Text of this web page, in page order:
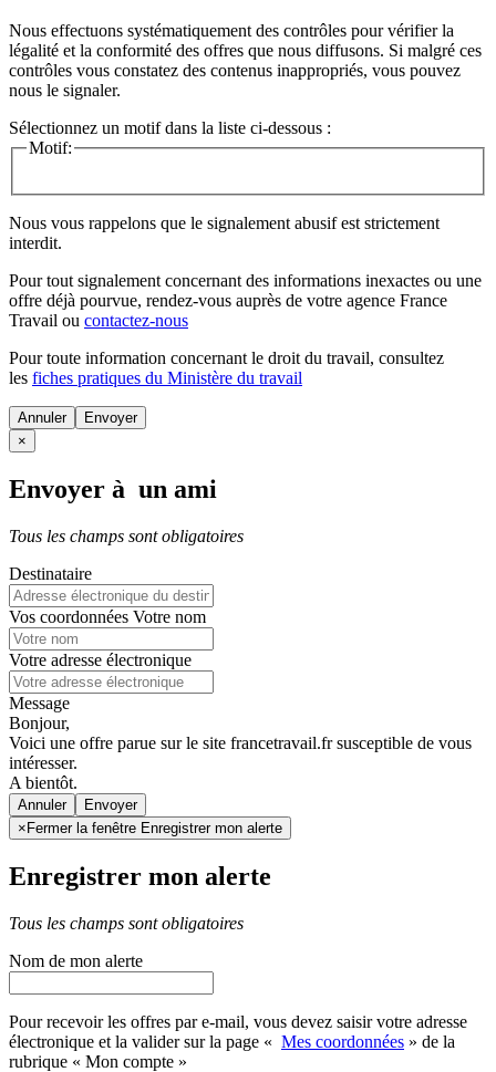
Nous effectuons systématiquement des contrôles pour vérifier la
légalité et la conformité des offres que nous diffusons. Si malgré ces
contrôles vous constatez des contenus inappropriés, vous pouvez
nous le signaler.
Sélectionnez un motif dans la liste ci-dessous :
Motif:
Nous vous rappelons que le signalement abusif est strictement
interdit.
Pour tout signalement concernant des informations inexactes ou une
offre déjà pourvue, rendez-vous auprès de votre agence France
Travail ou contactez-nous
Pour toute information concernant le droit du travail, consultez
les fiches pratiques du Ministère du travail
Annuler
×
Envoyer à un ami
Tous les champs sont obligatoires
Destinataire
Vos coordonnées Votre nom
Votre adresse électronique
Message
Bonjour,
Voici une offre parue sur le site francetravail.fr susceptible de vous
intéresser.
A bientôt.
Annuler
× Fermer la fenêtre Enregistrer mon alerte
Enregistrer mon alerte
Tous les champs sont obligatoires
Nom de mon alerte
Pour recevoir les offres par e-mail, vous devez saisir votre adresse
électronique et la valider sur la page « Mes coordonnées » de la
rubrique « Mon compte »